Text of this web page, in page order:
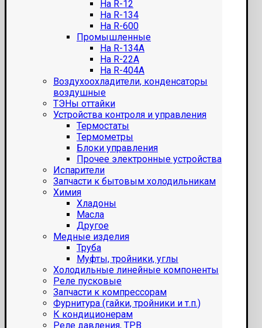
На R-12
На R-134
На R-600
Промышленные
На R-134A
На R-22A
На R-404A
Воздухоохладители, конденсаторы
воздушные
ТЭНы оттайки
Устройства контроля и управления
Термостаты
Термометры
Блоки управления
Прочее электронные устройства
Испарители
Запчасти к бытовым холодильникам
Химия
Хладоны
Масла
Другое
Медные изделия
Труба
Муфты, тройники, углы
Холодильные линейные компоненты
Реле пусковые
Запчасти к компрессорам
Фурнитура (гайки, тройники и т.п.)
К кондиционерам
Реле давления, ТРВ